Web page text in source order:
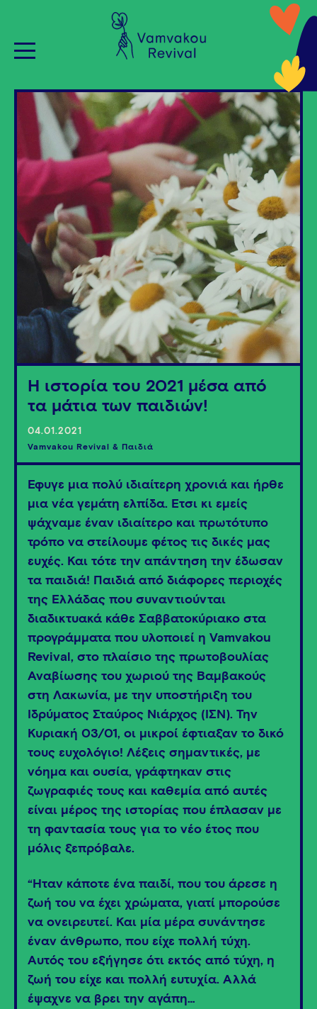
Η ιστορία του 2021 μέσα από
τα μάτια των παιδιών!
04.01.2021
Vamvakou Revival & Παιδιά
Έφυγε μια πολύ ιδιαίτερη χρονιά και ήρθε
μια νέα γεμάτη ελπίδα. Έτσι κι εμείς
ψάχναμε έναν ιδιαίτερο και πρωτότυπο
τρόπο να στείλουμε φέτος τις δικές μας
ευχές. Και τότε την απάντηση την έδωσαν
τα παιδιά! Παιδιά από διάφορες περιοχές
της Ελλάδας που συναντιούνται
διαδικτυακά κάθε Σαββατοκύριακο στα
προγράμματα που υλοποιεί η Vamvakou
Revival, στο πλαίσιο της πρωτοβουλίας
Αναβίωσης του χωριού της Βαμβακούς
στη Λακωνία, με την υποστήριξη του
Ιδρύματος Σταύρος Νιάρχος (ΙΣΝ). Την
Κυριακή 03/01, οι μικροί έφτιαξαν το δικό
τους ευχολόγιο! Λέξεις σημαντικές, με
νόημα και ουσία, γράφτηκαν στις
ζωγραφιές τους και καθεμία από αυτές
είναι μέρος της ιστορίας που έπλασαν με
τη φαντασία τους για το νέο έτος που
μόλις ξεπρόβαλε.
“Ήταν κάποτε ένα παιδί, που του άρεσε η
ζωή του να έχει χρώματα, γιατί μπορούσε
να ονειρευτεί. Και μία μέρα συνάντησε
έναν άνθρωπο, που είχε πολλή τύχη.
Αυτός του εξήγησε ότι εκτός από τύχη, η
ζωή του είχε και πολλή ευτυχία. Αλλά
έψαχνε να βρει την αγάπη…